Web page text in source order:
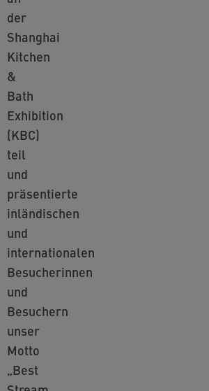
der
Shanghai
Kitchen
&
Bath
Exhibition
(KBC)
teil
und
präsentierte
inländischen
und
internationalen
Besucherinnen
und
Besuchern
unser
Motto
„Best